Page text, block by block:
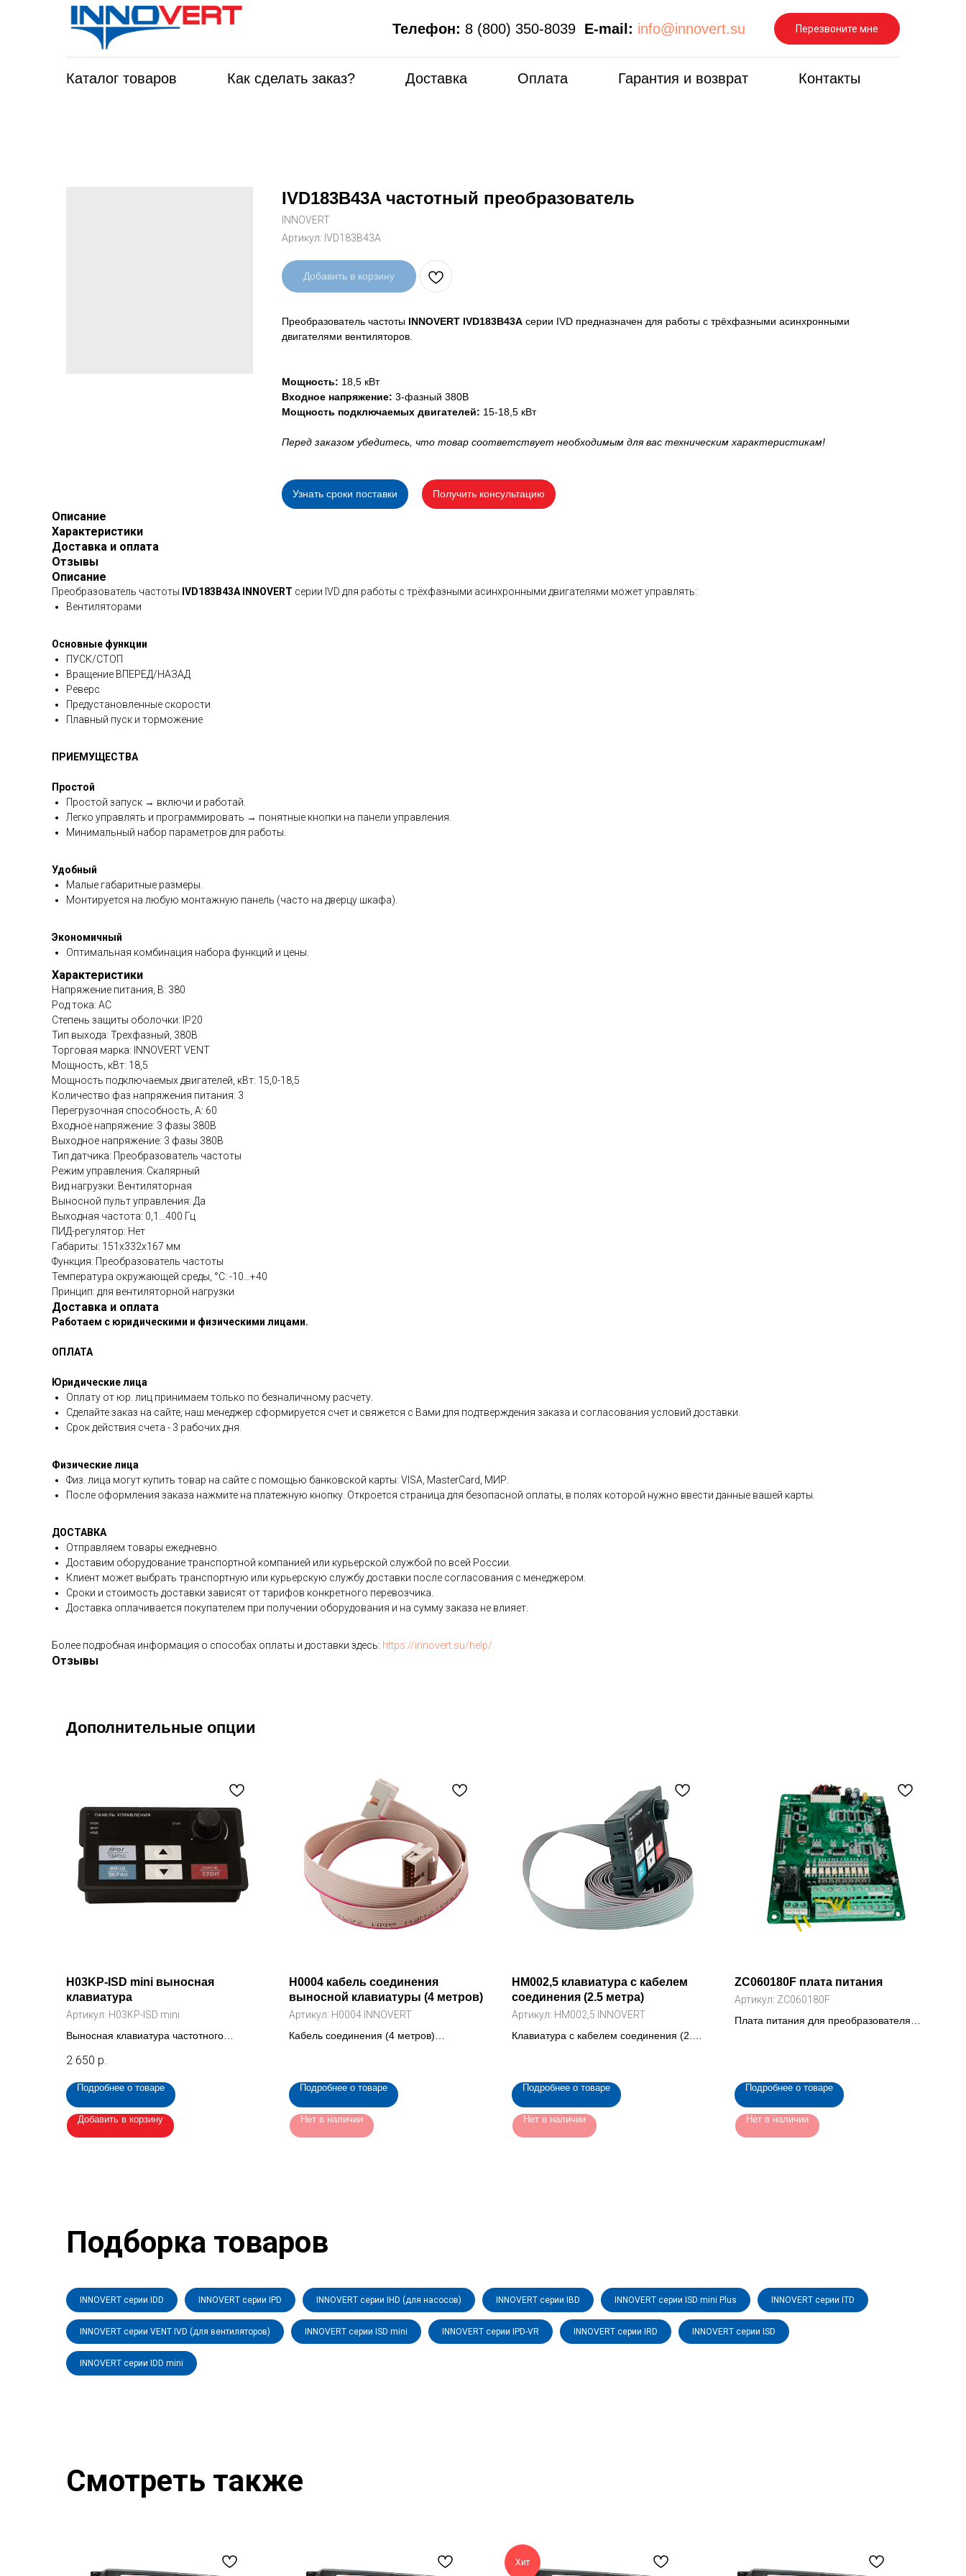
Телефон: 8 (800) 350-8039 E-mail: info@innovert.su Перезвоните мне
Каталог товаров Как сделать заказ? Доставка Оплата Гарантия и возврат Контакты
IVD183B43A частотный преобразователь
INNOVERT
Артикул: IVD183B43A
Добавить в корзину
Преобразователь частоты INNOVERT IVD183B43A серии IVD предназначен для работы с трёхфазными асинхронными
двигателями вентиляторов.
Мощность: 18,5 кВт
Входное напряжение: 3-фазный 380В
Мощность подключаемых двигателей: 15-18,5 кВт
Перед заказом убедитесь, что товар соответствует необходимым для вас техническим характеристикам!
Узнать сроки поставки Получить консультацию
Описание
Характеристики
Доставка и оплата
Отзывы
Описание
Преобразователь частоты IVD183B43A INNOVERT серии IVD для работы с трёхфазными асинхронными двигателями может управлять:
Вентиляторами
Основные функции
ПУСК/СТОП
Вращение ВПЕРЕД/НАЗАД
Реверс
Предустановленные скорости
Плавный пуск и торможение
ПРИЕМУЩЕСТВА
Простой
Простой запуск → включи и работай.
Легко управлять и программировать → понятные кнопки на панели управления.
Минимальный набор параметров для работы.
Удобный
Малые габаритные размеры.
Монтируется на любую монтажную панель (часто на дверцу шкафа).
Экономичный
Оптимальная комбинация набора функций и цены.
Характеристики
Напряжение питания, В: 380
Род тока: AC
Степень защиты оболочки: IP20
Тип выхода: Трехфазный, 380В
Торговая марка: INNOVERT VENT
Мощность, кВт: 18,5
Мощность подключаемых двигателей, кВт: 15,0-18,5
Количество фаз напряжения питания: 3
Перегрузочная способность, А: 60
Входное напряжение: 3 фазы 380В
Выходное напряжение: 3 фазы 380В
Тип датчика: Преобразователь частоты
Режим управления: Скалярный
Вид нагрузки: Вентиляторная
Выносной пульт управления: Да
Выходная частота: 0,1...400 Гц
ПИД-регулятор: Нет
Габариты: 151х332х167 мм
Функция: Преобразователь частоты
Температура окружающей среды, °C: -10...+40
Принцип: для вентиляторной нагрузки
Доставка и оплата
Работаем с юридическими и физическими лицами.
ОПЛАТА
Юридические лица
Оплату от юр. лиц принимаем только по безналичному расчету.
Сделайте заказ на сайте, наш менеджер сформируется счет и свяжется с Вами для подтверждения заказа и согласования условий доставки.
Срок действия счета - 3 рабочих дня.
Физические лица
Физ. лица могут купить товар на сайте с помощью банковской карты: VISA, MasterCard, МИР.
После оформления заказа нажмите на платежную кнопку. Откроется страница для безопасной оплаты, в полях которой нужно ввести данные вашей карты.
ДОСТАВКА
Отправляем товары ежедневно.
Доставим оборудование транспортной компанией или курьерской службой по всей России.
Клиент может выбрать транспортную или курьерскую службу доставки после согласования с менеджером.
Сроки и стоимость доставки зависят от тарифов конкретного перевозчика.
Доставка оплачивается покупателем при получении оборудования и на сумму заказа не влияет.
Более подробная информация о способах оплаты и доставки здесь: https://innovert.su/help/
Отзывы
Дополнительные опции
H03KP-ISD mini выносная
клавиатура
Артикул: H03KP-ISD mini
Выносная клавиатура частотного
2 650 р.
Подробнее о товаре
Добавить в корзину
H0004 кабель соединения
выносной клавиатуры (4 метров)
Артикул: H0004 INNOVERT
Кабель соединения (4 метров)
Подробнее о товаре
Нет в наличии
HM002,5 клавиатура с кабелем
соединения (2.5 метра)
Артикул: HM002,5 INNOVERT
Клавиатура с кабелем соединения (2.5
Подробнее о товаре
Нет в наличии
ZC060180F плата питания
Артикул: ZC060180F
Плата питания для преобразователя
Подробнее о товаре
Нет в наличии
Подборка товаров
INNOVERT серии IDD INNOVERT серии IPD INNOVERT серии IHD (для насосов) INNOVERT серии IBD INNOVERT серии ISD mini Plus INNOVERT серии ITD
INNOVERT серии VENT IVD (для вентиляторов) INNOVERT серии ISD mini INNOVERT серии IPD-VR INNOVERT серии IRD INNOVERT серии ISD
INNOVERT серии IDD mini
Смотреть также
Хит